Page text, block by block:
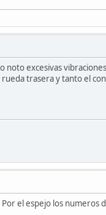
excesivas
trasera y tanto el
el espejo los numeros